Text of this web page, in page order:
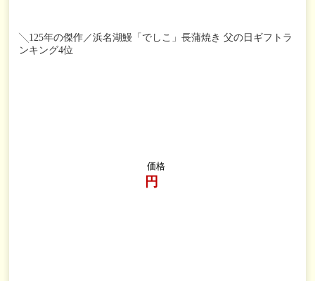
╲125年の傑作／浜名湖鰻「でしこ」長蒲焼き 父の日ギフトラ
ンキング4位